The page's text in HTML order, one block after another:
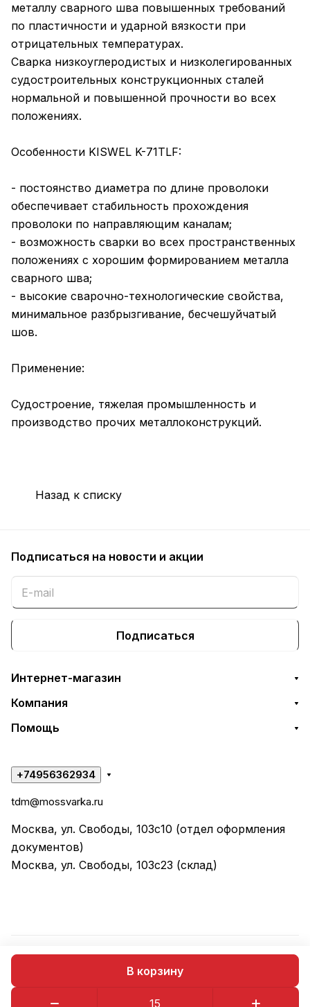
В корзину
металлу сварного шва повышенных требований
по пластичности и ударной вязкости при
отрицательных температурах.
Сварка низкоуглеродистых и низколегированных
судостроительных конструкционных сталей
нормальной и повышенной прочности во всех
положениях.
Особенности KISWEL K-71TLF:
- постоянство диаметра по длине проволоки
обеспечивает стабильность прохождения
проволоки по направляющим каналам;
- возможность сварки во всех пространственных
положениях с хорошим формированием металла
сварного шва;
- высокие сварочно-технологические свойства,
минимальное разбрызгивание, бесчешуйчатый
шов.
Применение:
Судостроение, тяжелая промышленность и
производство прочих металлоконструкций.
Назад к списку
Подписаться на новости и акции
Подписаться
Интернет-магазин
Компания
Помощь
+74956362934
tdm@mossvarka.ru
Москва, ул. Свободы, 103с10 (отдел оформления
документов)
Москва, ул. Свободы, 103с23 (склад)
© 2026 ООО "ТД МОССВАРКА"